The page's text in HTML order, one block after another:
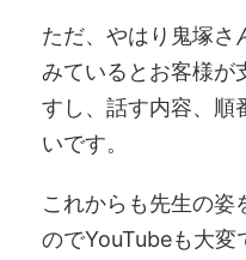
ただ、やはり鬼塚さ
みているとお客様が
すし、話す内容、順
いです。
これからも先生の姿
のでYouTubeも大変